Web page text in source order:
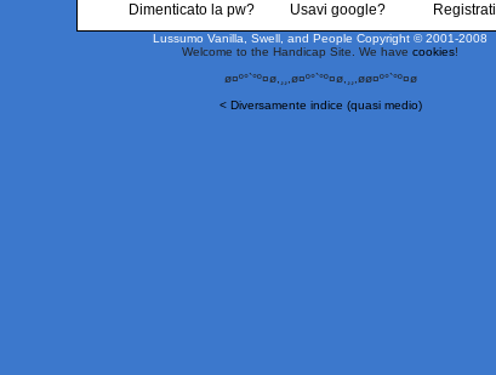
Dimenticato la pw? Usavi google? Registrati
Lussumo Vanilla, Swell, and People Copyright © 2001-2008
Welcome to the Handicap Site. We have cookies!
ø¤º°`°º¤ø,¸¸,ø¤º°`°º¤ø,¸¸,øø¤º°`°º¤ø
< Diversamente indice (quasi medio)